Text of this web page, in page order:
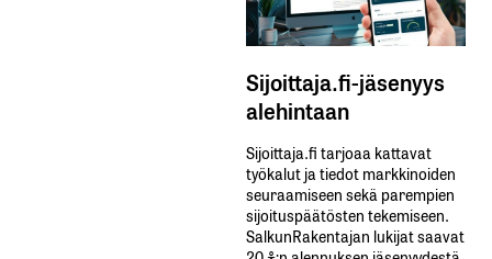
Sijoittaja.fi-jäsenyys
alehintaan
Sijoittaja.fi tarjoaa kattavat
työkalut ja tiedot markkinoiden
seuraamiseen sekä parempien
sijoituspäätösten tekemiseen.
SalkunRakentajan lukijat saavat